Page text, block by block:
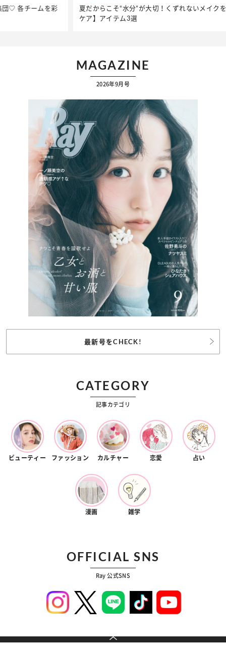
夏だからこそ“水分”が大切！くずれないメイクをつくる【保湿
MAGAZINE
2026年9月号
最新号をCHECK!
CATEGORY
記事カテゴリ
ビューティー ファッション カルチャー 恋愛 占い
漫画 雑学
OFFICIAL SNS
Ray 公式SNS